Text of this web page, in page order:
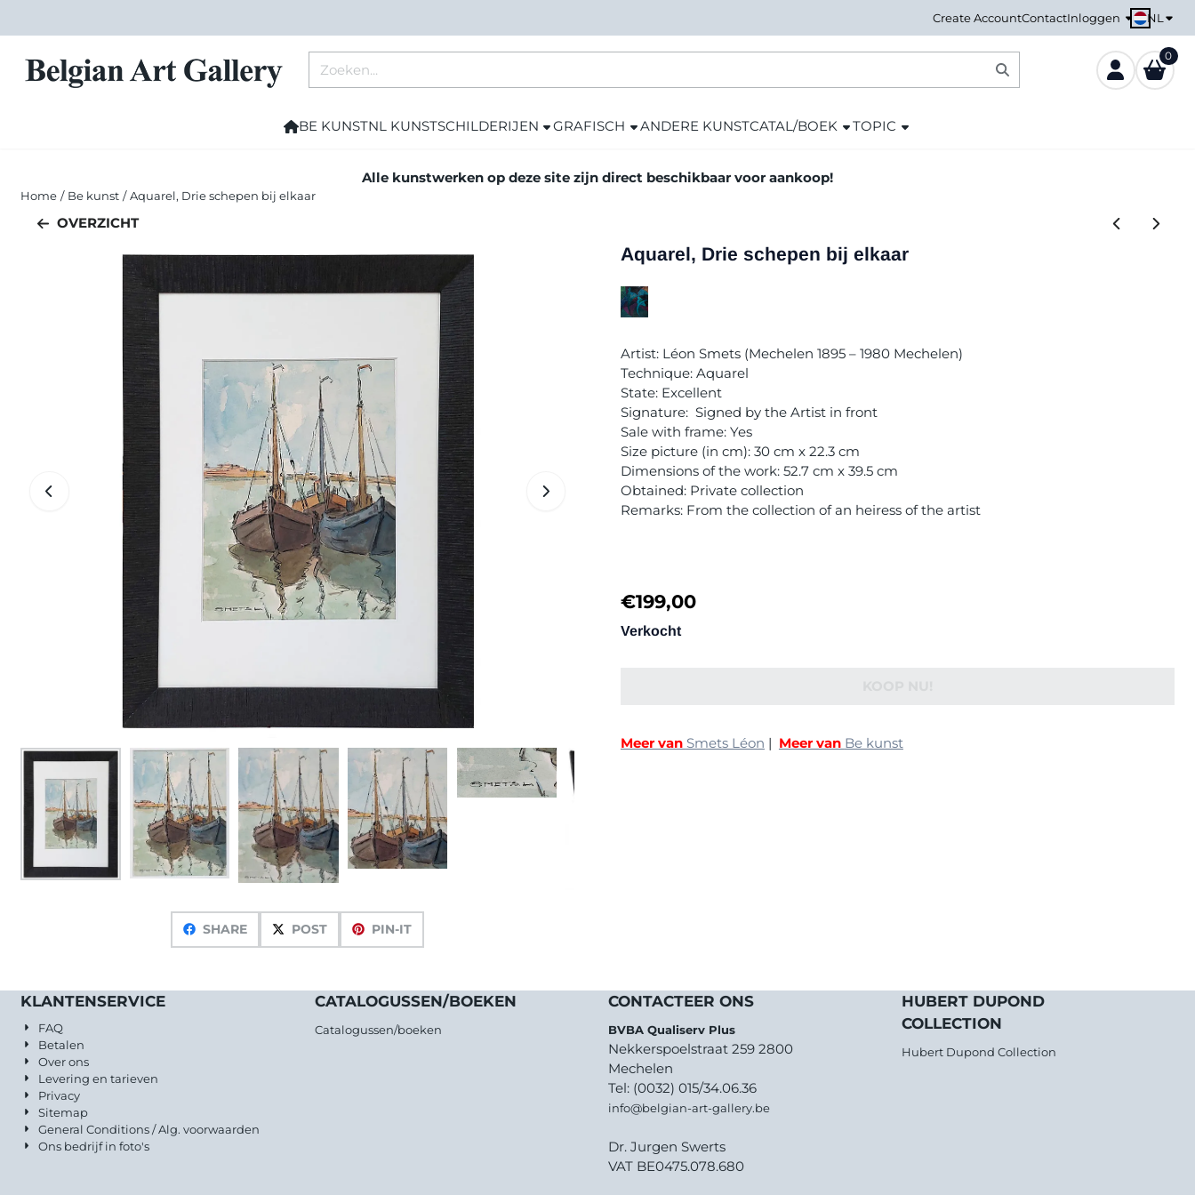
Create AccountContactInloggen NL
0
BE KUNSTNL KUNSTSCHILDERIJEN GRAFISCH ANDERE KUNSTCATAL/BOEK TOPIC
Alle kunstwerken op deze site zijn direct beschikbaar voor aankoop!
Home / Be kunst / Aquarel, Drie schepen bij elkaar
OVERZICHT
SHARE POST PIN-IT
Aquarel, Drie schepen bij elkaar
Artist: Léon Smets (Mechelen 1895 – 1980 Mechelen)
Technique: Aquarel
State: Excellent
Signature: Signed by the Artist in front
Sale with frame: Yes
Size picture (in cm): 30 cm x 22.3 cm
Dimensions of the work: 52.7 cm x 39.5 cm
Obtained: Private collection
Remarks: From the collection of an heiress of the artist
€199,00
Verkocht
Meer van Smets Léon | Meer van Be kunst
KLANTENSERVICE
FAQ
Betalen
Over ons
Levering en tarieven
Privacy
Sitemap
General Conditions / Alg. voorwaarden
Ons bedrijf in foto's
CATALOGUSSEN/BOEKEN
Catalogussen/boeken
CONTACTEER ONS
BVBA Qualiserv Plus
Nekkerspoelstraat 259 2800
Mechelen
Tel: (0032) 015/34.06.36
info@belgian-art-gallery.be
Dr. Jurgen Swerts
VAT BE0475.078.680
HUBERT DUPOND
COLLECTION
Hubert Dupond Collection